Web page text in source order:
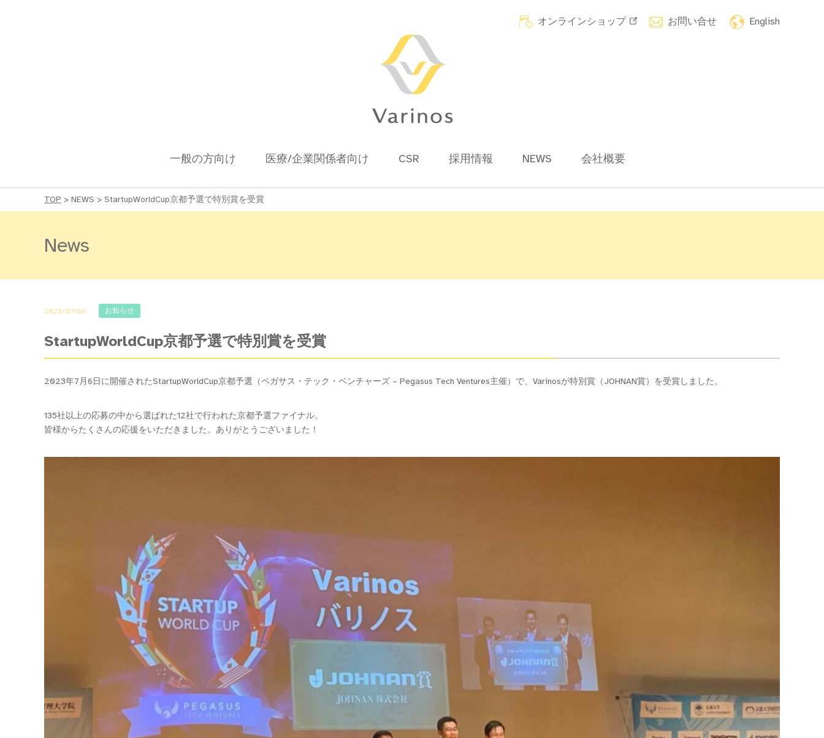
オンラインショップ お問い合せ English
一般の方向け 医療/企業関係者向け CSR 採用情報 NEWS 会社概要
TOP > NEWS > StartupWorldCup京都予選で特別賞を受賞
News
2023/07/06 お知らせ
StartupWorldCup京都予選で特別賞を受賞
2023年7月6日に開催されたStartupWorldCup京都予選（ペガサス・テック・ベンチャーズ – Pegasus Tech Ventures主催）で、Varinosが特別賞（JOHNAN賞）を受賞しました。
135社以上の応募の中から選ばれた12社で行われた京都予選ファイナル。
皆様からたくさんの応援をいただきました。ありがとうございました！